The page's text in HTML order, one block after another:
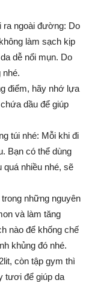
ra ngoài đường: Do
làm sạch kịp
dễ nổi mụn. Do
nhé.
điểm, hãy nhớ lựa
dầu để giúp
túi nhé: Mỗi khi đi
Bạn có thể dùng
quá nhiều nhé, sẽ
những nguyên
và làm tăng
nào để khống chế
khủng đó nhé.
còn tập gym thì
tươi để giúp da